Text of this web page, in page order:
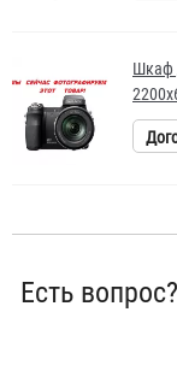
Шкаф
Есть вопрос?